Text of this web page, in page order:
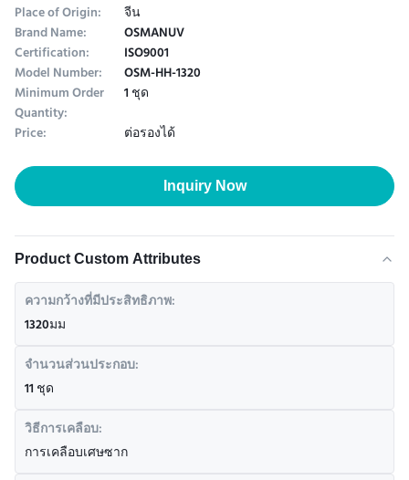
Place of Origin:
จีน
Brand Name: OSMANUV
Certification: ISO9001
Model Number: OSM-HH-1320
Minimum Order
Quantity:
1 ชุด
Price:
ต่อรองได้
Inquiry Now
Product Custom Attributes
ความกว้างที่มีประสิทธิภาพ:
1320มม
จํานวนส่วนประกอบ:
11 ชุด
วิธีการเคลือบ:
การเคลือบเศษซาก